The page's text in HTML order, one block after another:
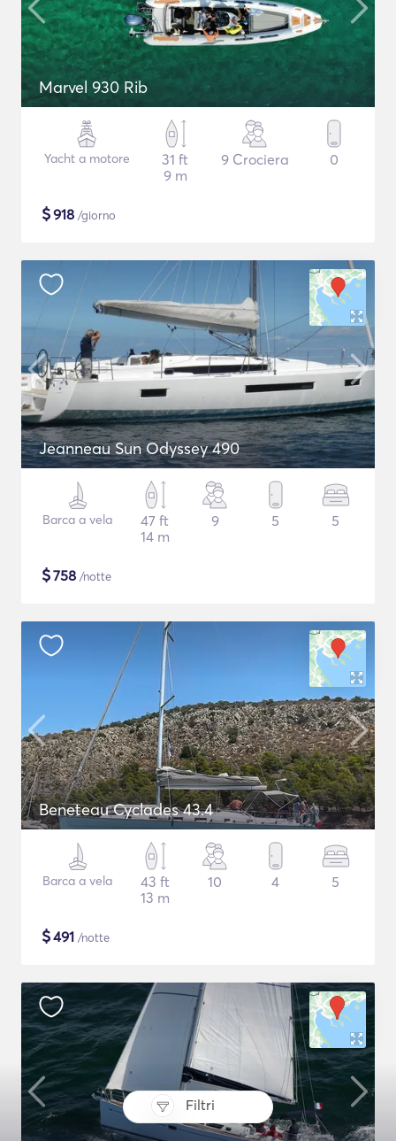
Filtri
Marvel 930 Rib
Yacht a motore
31 ft
9 m
9 Crociera 0
$918 /giorno
Jeanneau Sun Odyssey 490
Barca a vela
47 ft
14 m
9 5 5
$758 /notte
Beneteau Cyclades 43.4
Barca a vela
43 ft
13 m
10 4 5
$491 /notte